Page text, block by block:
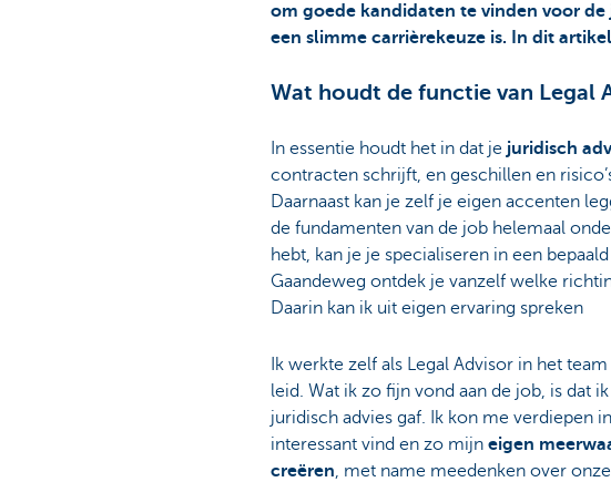
om goede kandidaten te vinden voor
een slimme carrièrekeuze is. In dit
Wat houdt de functie van Legal
In essentie houdt het in dat je juridisch
contracten schrijft, en geschillen en
Daarnaast kan je zelf je eigen accenten
de fundamenten van de job helemaal
hebt, kan je je specialiseren in een
Gaandeweg ontdek je vanzelf welke
Daarin kan ik uit eigen ervaring spreken
Ik werkte zelf als Legal Advisor in het
leid. Wat ik zo fijn vond aan de job, is dat
juridisch advies gaf. Ik kon me verdiepen
interessant vind en zo mijn eigen
creëren, met name meedenken over